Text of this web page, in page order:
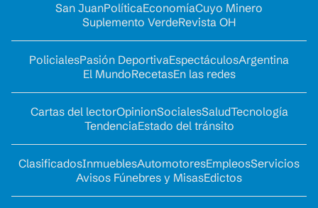
San JuanPolíticaEconomíaCuyo Minero
Suplemento VerdeRevista OH
PolicialesPasión DeportivaEspectáculosArgentina
El MundoRecetasEn las redes
Cartas del lectorOpinionSocialesSaludTecnología
TendenciaEstado del tránsito
ClasificadosInmueblesAutomotoresEmpleosServicios
Avisos Fúnebres y MisasEdictos